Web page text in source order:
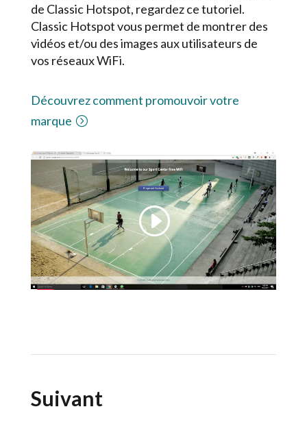
de Classic Hotspot, regardez ce tutoriel.
Classic Hotspot ​vous permet de montrer des
vidéos et/ou des images aux utilisateurs de
vos réseaux WiFi.
Découvrez comment promouvoir votre
marque
Suivant